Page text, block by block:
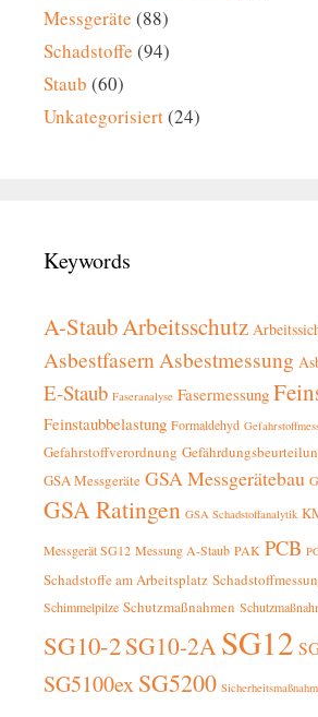
Messgeräte (88)
Schadstoffe (94)
Staub (60)
Unkategorisiert(24)
Keywords
A-StaubArbeitsschutz
AsbestfasernAsbestmessung
E-Staub Faseranalyse Fasermessung
Feinstaubbelastung Formaldehyd
Gefahrstoffverordnung
GSA Messgeräte GSA Messgerätebau
GSA Ratingen GSA Schadstoffanalytik
Messgerät SG12 Messung A-Staub PAK PCB
Schadstoffe am Arbeitsplatz
Schimmelpilze Schutzmaßnahmen
SG10-2SG10-2A SG12
SG5100exSG5200